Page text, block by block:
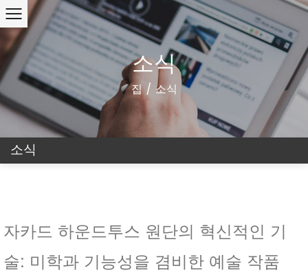
소식
집/ 소식
소식
자카드 하운드투스 원단의 혁신적인 기
술: 미학과 기능성을 겸비한 예술 작품